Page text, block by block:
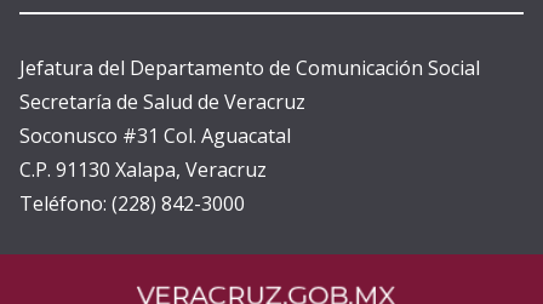
Jefatura del Departamento de Comunicación Social
Secretaría de Salud de Veracruz
Soconusco #31 Col. Aguacatal
C.P. 91130 Xalapa, Veracruz
Teléfono: (228) 842-3000